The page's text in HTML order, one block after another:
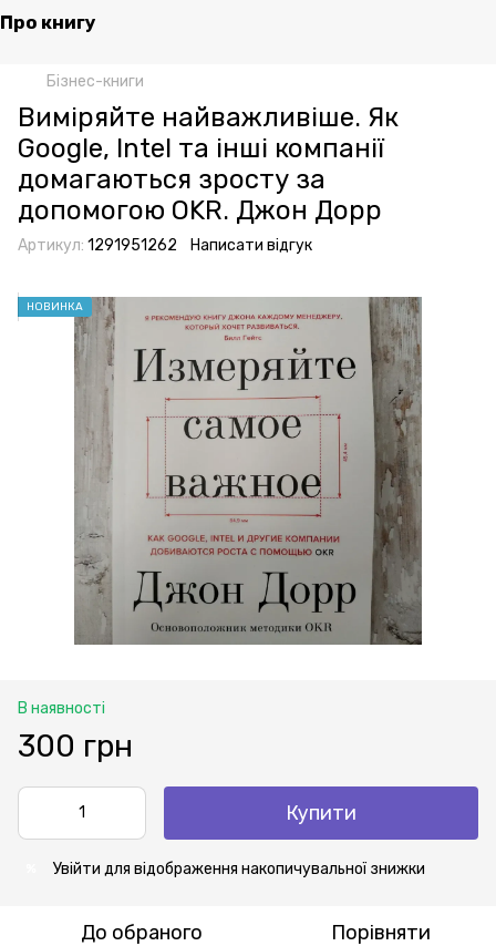
Бізнес-книги
Виміряйте найважливіше. Як
Google, Intel та інші компанії
домагаються зросту за
допомогою OKR. Джон Дорр
Артикул: 1291951262 Написати відгук
НОВИНКА
В наявності
300 грн
Купити
Увійти для відображення накопичувальної знижки
До обраного Порівняти
Про книгу